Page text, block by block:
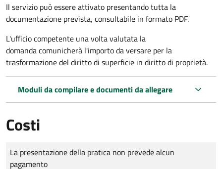
Il servizio può essere attivato presentando tutta la
documentazione prevista, consultabile in formato PDF.
L'ufficio competente una volta valutata la
domanda comunicherà l'importo da versare per la
trasformazione del diritto di superficie in diritto di proprietà.
Moduli da compilare e documenti da allegare
Costi
Tipo di pagamento
Importo
La presentazione della pratica non prevede alcun
pagamento